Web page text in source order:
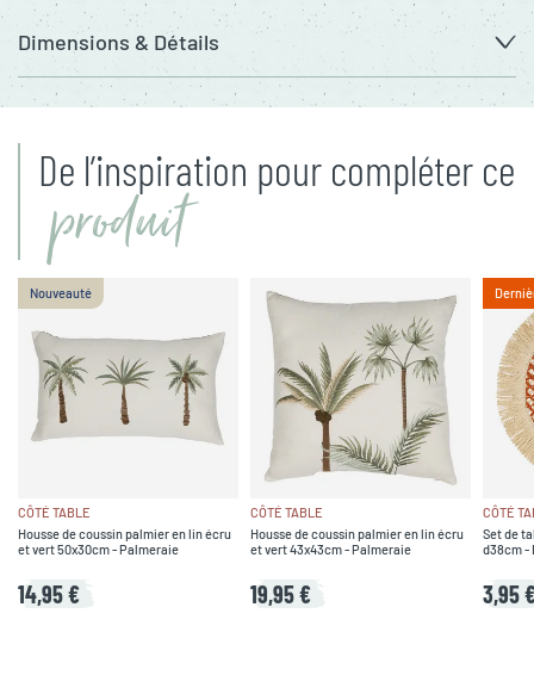
Dimensions & Détails
De l’inspiration pour compléter ce
produit
Nouveauté
CÔTÉ TABLE
Housse de coussin palmier en lin écru
et vert 50x30cm - Palmeraie
14,95 €
CÔTÉ TABLE
Housse de coussin palmier en lin écru
et vert 43x43cm - Palmeraie
19,95 €
CÔTÉ
Set de
d38cm -
3,95